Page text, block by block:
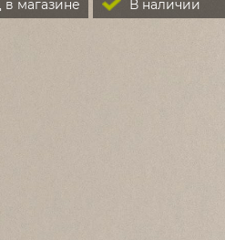
В наличии
магазине